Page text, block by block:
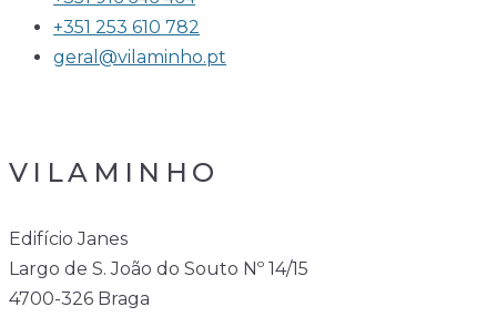
+351 253 610 782
geral@vilaminho.pt
VILAMINHO
Edifício Janes
Largo de S. João do Souto Nº 14/15
4700-326 Braga